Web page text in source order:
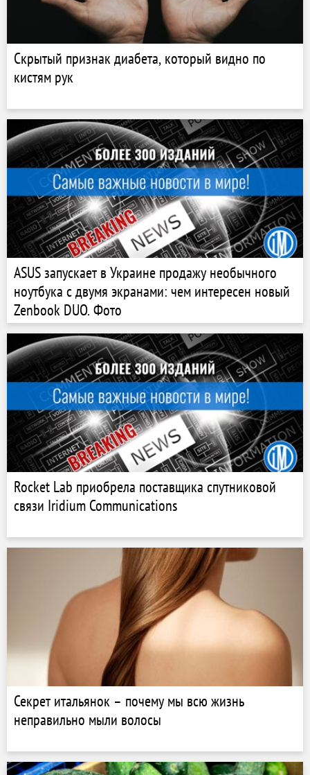
Скрытый признак диабета, который видно по
кистям рук
ASUS запускает в Украине продажу необычного
ноутбука с двумя экранами: чем интересен новый
Zenbook DUO. Фото
Rocket Lab приобрела поставщика спутниковой
связи Iridium Communications
Секрет итальянок – почему мы всю жизнь
неправильно мыли волосы